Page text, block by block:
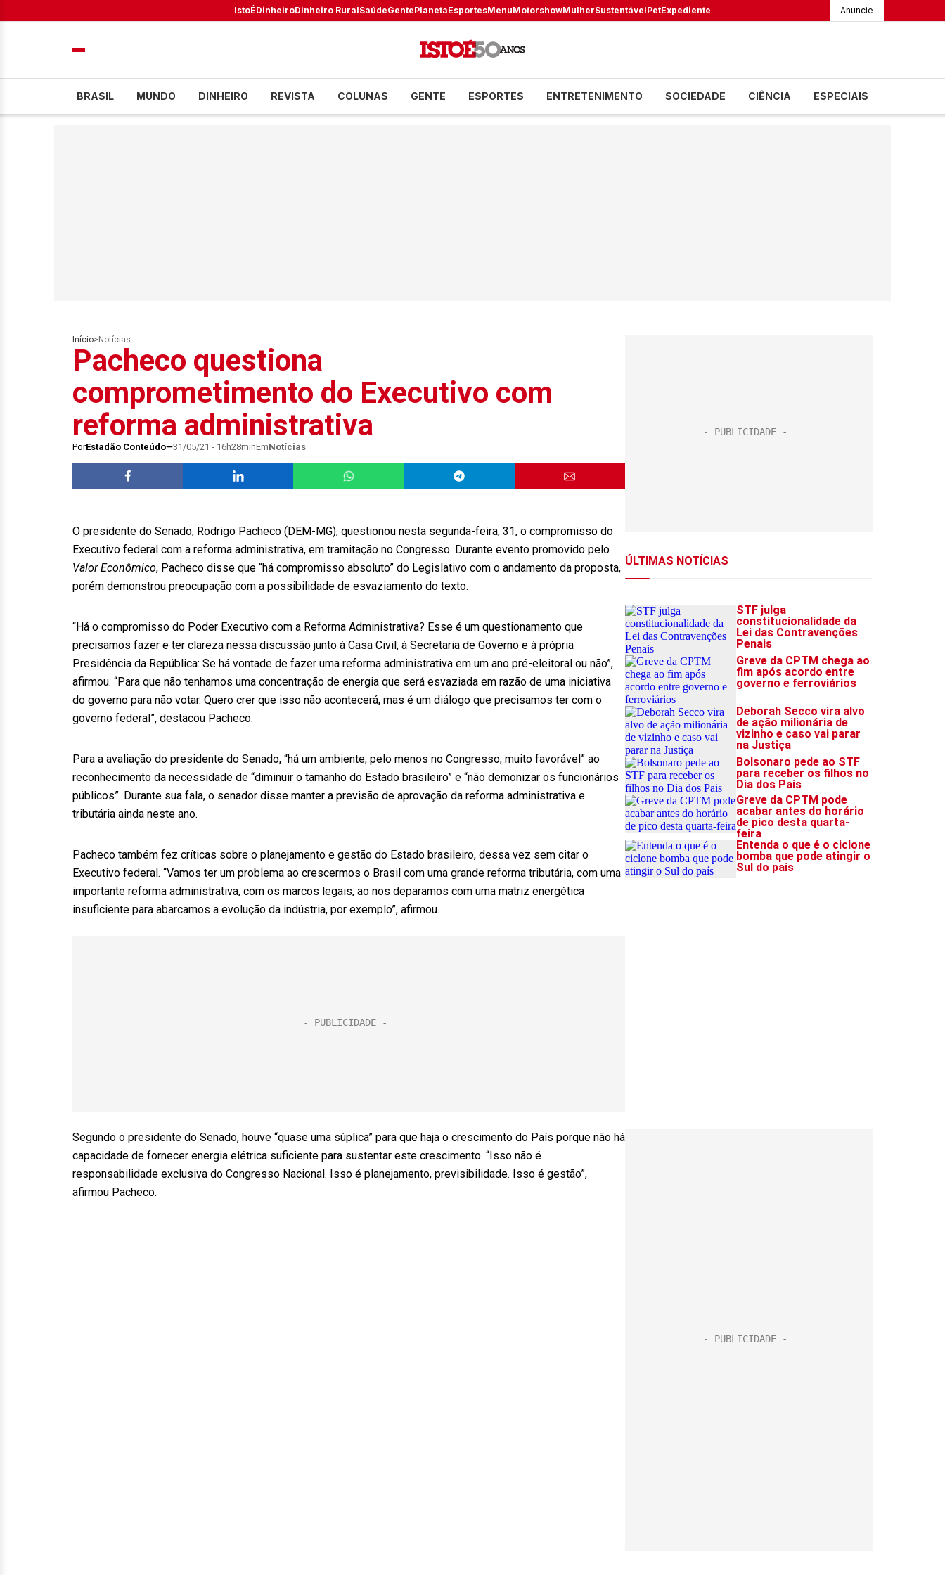
IstoÉDinheiroDinheiro RuralSaúdeGentePlanetaEsportesMenuMotorshowMulherSustentávelPetExpediente Anuncie
BRASIL MUNDO DINHEIRO REVISTA COLUNAS GENTE ESPORTES ENTRETENIMENTO SOCIEDADE CIÊNCIA ESPECIAIS
Início> Notícias
Pacheco questiona
comprometimento do Executivo com
reforma administrativa
PorEstadão Conteúdo 31/05/21 - 16h28minEmNotícias
O presidente do Senado, Rodrigo Pacheco (DEM-MG), questionou nesta segunda-feira, 31, o compromisso do
Executivo federal com a reforma administrativa, em tramitação no Congresso. Durante evento promovido pelo
Valor Econômico, Pacheco disse que “há compromisso absoluto” do Legislativo com o andamento da proposta,
porém demonstrou preocupação com a possibilidade de esvaziamento do texto.
“Há o compromisso do Poder Executivo com a Reforma Administrativa? Esse é um questionamento que
precisamos fazer e ter clareza nessa discussão junto à Casa Civil, à Secretaria de Governo e à própria
Presidência da República: Se há vontade de fazer uma reforma administrativa em um ano pré-eleitoral ou não”,
afirmou. “Para que não tenhamos uma concentração de energia que será esvaziada em razão de uma iniciativa
do governo para não votar. Quero crer que isso não acontecerá, mas é um diálogo que precisamos ter com o
governo federal”, destacou Pacheco.
Para a avaliação do presidente do Senado, “há um ambiente, pelo menos no Congresso, muito favorável” ao
reconhecimento da necessidade de “diminuir o tamanho do Estado brasileiro” e “não demonizar os funcionários
públicos”. Durante sua fala, o senador disse manter a previsão de aprovação da reforma administrativa e
tributária ainda neste ano.
Pacheco também fez críticas sobre o planejamento e gestão do Estado brasileiro, dessa vez sem citar o
Executivo federal. “Vamos ter um problema ao crescermos o Brasil com uma grande reforma tributária, com uma
importante reforma administrativa, com os marcos legais, ao nos deparamos com uma matriz energética
insuficiente para abarcamos a evolução da indústria, por exemplo”, afirmou.
Segundo o presidente do Senado, houve “quase uma súplica” para que haja o crescimento do País porque não há
capacidade de fornecer energia elétrica suficiente para sustentar este crescimento. “Isso não é
responsabilidade exclusiva do Congresso Nacional. Isso é planejamento, previsibilidade. Isso é gestão”,
afirmou Pacheco.